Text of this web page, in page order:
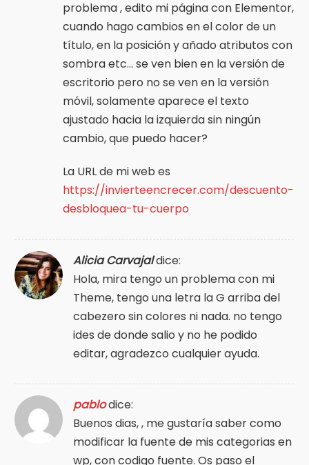
problema , edito mi página con Elementor,
cuando hago cambios en el color de un
título, en la posición y añado atributos con
sombra etc… se ven bien en la versión de
escritorio pero no se ven en la versión
móvil, solamente aparece el texto
ajustado hacia la izquierda sin ningún
cambio, que puedo hacer?
La URL de mi web es
https://invierteencrecer.com/descuento-
desbloquea-tu-cuerpo
Alicia Carvajaldice:
Hola, mira tengo un problema con mi
Theme, tengo una letra la G arriba del
cabezero sin colores ni nada. no tengo
ides de donde salio y no he podido
editar, agradezco cualquier ayuda.
pablodice:
Buenos dias, , me gustaría saber como
modificar la fuente de mis categorias en
wp, con codigo fuente. Os paso el